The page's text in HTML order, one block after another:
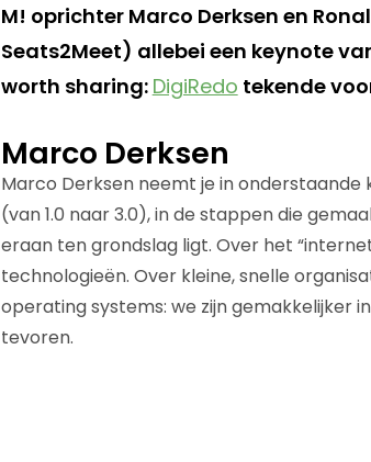
M! oprichter Marco Derksen en
Seats2Meet) allebei een keynote
worth sharing: DigiRedo tekende
Marco Derksen
Marco Derksen neemt je in
(van 1.0 naar 3.0), in de stappen die
eraan ten grondslag ligt. Over het
technologieën. Over kleine, snelle
operating systems: we zijn gemakkelijker
tevoren.